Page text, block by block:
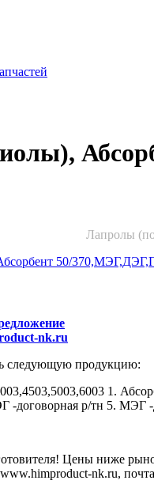
Лапролы
nk.ru
следующую продукцию:
1.
-договорная р/тн 5. МЭГ -
Цены ниже
nk.ru,